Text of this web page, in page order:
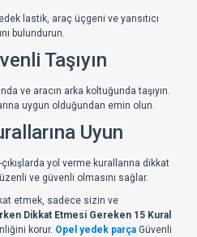
lastik, araç üçgeni ve yansıtıcı
bulundurun.
Taşıyın
ve aracın arka koltuğunda taşıyın.
uygun olduğundan emin olun.
Uyun
yol verme kurallarına dikkat
ve güvenli olmasını sağlar.
etmek, sadece sizin ve
Dikkat Etmesi Gereken 15 Kural
korur. Opel yedek parça Güvenli